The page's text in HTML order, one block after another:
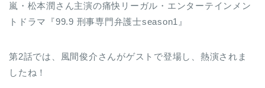
嵐・松本潤さん主演の痛快リーガル・エンターテインメン
トドラマ『99.9 刑事専門弁護士season1』
第2話では、風間俊介さんがゲストで登場し、熱演されま
したね！